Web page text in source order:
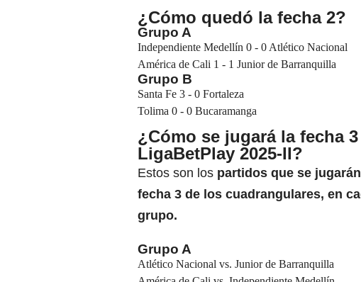
¿Cómo quedó la fecha 2?
Grupo A
Independiente Medellín 0 - 0 Atlético Nacional
América de Cali 1 - 1 Junior de Barranquilla
Grupo B
Santa Fe 3 - 0 Fortaleza
Tolima 0 - 0 Bucaramanga
¿Cómo se jugará la fecha
LigaBetPlay 2025-II?
Estos son los partidos que se
fecha 3 de los cuadrangulares, en
grupo.
Grupo A
Atlético Nacional vs. Junior de Barranquilla